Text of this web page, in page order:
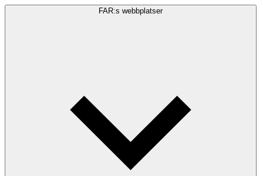
FAR:s webbplatser